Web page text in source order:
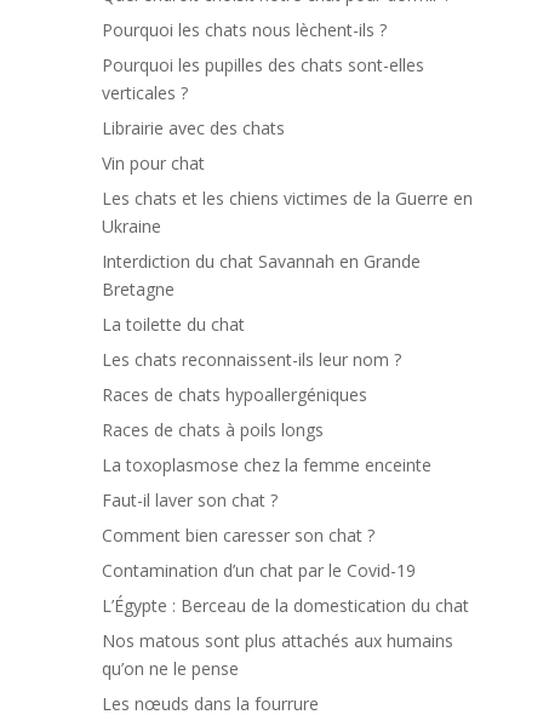
Pourquoi les chats nous lèchent-ils ?
Pourquoi les pupilles des chats sont-elles
verticales ?
Librairie avec des chats
Vin pour chat
Les chats et les chiens victimes de la Guerre en
Ukraine
Interdiction du chat Savannah en Grande
Bretagne
La toilette du chat
Les chats reconnaissent-ils leur nom ?
Races de chats hypoallergéniques
Races de chats à poils longs
La toxoplasmose chez la femme enceinte
Faut-il laver son chat ?
Comment bien caresser son chat ?
Contamination d’un chat par le Covid-19
L’Égypte : Berceau de la domestication du chat
Nos matous sont plus attachés aux humains
qu’on ne le pense
Les nœuds dans la fourrure